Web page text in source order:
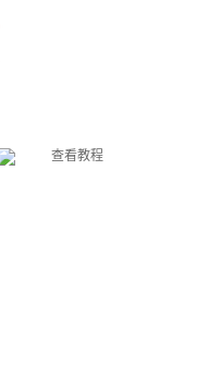
查看教程